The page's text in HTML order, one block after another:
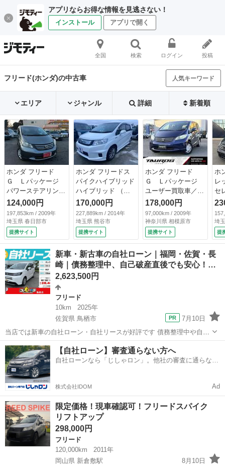
アプリならお得な情報を見逃さない！
インストール アプリで開く
全国 検索 ログイン 投稿
フリード(ホンダ)の中古車 人気キーワード
エリア ジャンル 詳細 新着順
ホンダ フリード
Ｇ Ｌパッケージ
パワーステアリン
グ パワーウィンド
ウ エアバッグ オ
ートエアコン キー
レス ＥＴＣ 社外
ＡＷ スタッドレス
タイヤ 社外ＣＤデ
ッキ ＡＵＸ ＵＳ
Ｂ （なし）
124,000円
197,853km / 2009年
埼玉県 春日部市
提携サイト
ホンダ フリードス
パイクハイブリッド
ハイブリッド （な
し）
170,000円
227,889km / 2014年
埼玉県 熊谷市
提携サイト
ホンダ フリード
Ｇ Ｌパッケージ
ユーザー買取車／ナ
ビ／片側パワースラ
イド／バックカメラ
／ＴＶ／ＬＥＤヘッ
ドライト／オートエ
アコン／ＥＴＣ／キ
ーレス／スマートキ
ー／ウォークスルー
（車検整備付）
178,000円
97,000km / 2009年
神奈川県 相模原市
提携サイト
ホ
レ
セ
４
席
（
埼
提
新車・新古車の自社ローン｜福岡・佐賀・長
崎｜債務整理中、自己破産直後でも安心！…
2,623,500円
フリード
10km
2025年
佐賀県 鳥栖市
7月10日
当店では新車の自社ローン・自社リースが好評です 債務整理中や自己
破産直後の方が審査通過しております。 独自の柔軟な審査により、諦
めていた新車の購入が可能です。 現在未払い中の方も先ずはご相談く
ださい。 ...
佐賀 鳥栖市 フリード 車両
【自社ローン】審査通らない方へ
自社ローンなら「じしゃロン」。他社の審査に通らなか
株式会社IDOM Ad
限定価格！現車確認可！フリードスパイク
リフトアップ
298,000円
フリード
120,000km
2011年
岡山県 新倉敷駅
8月10日